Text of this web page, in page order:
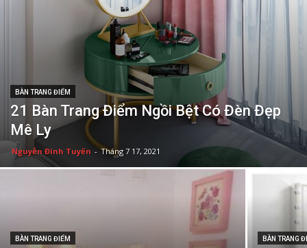
BÀN TRANG ĐIỂM
21 Bàn Trang Điểm Ngồi Bệt Có Đèn Đẹp
Mê Ly
Nguyễn Đình Tuyến - Tháng 7 17, 2021
BÀN TRANG ĐIỂM BÀN TRANG